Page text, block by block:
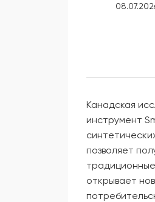
Канадская
инструмент
позволяет
открывает